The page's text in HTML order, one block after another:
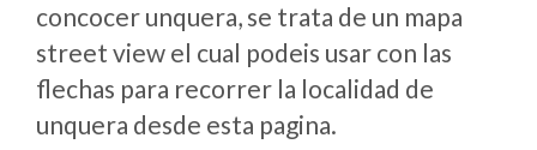
concocer unquera, se trata de un mapa
street view el cual podeis usar con las
flechas para recorrer la localidad de
unquera desde esta pagina.